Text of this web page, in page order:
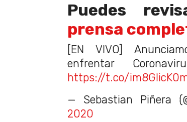
Puedes
prensa
[EN VIVO]
enfrentar
https://t.co/
— Sebastian Piñera
2020